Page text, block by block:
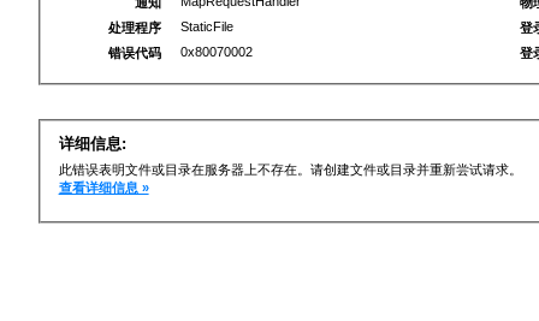
处理程序
StaticFile
错误代码
0x80070002
登
登
详细信息:
此错误表明文件或目录在服务器上不存在。请创建文件或目录并重新尝试请求。
查看详细信息 »